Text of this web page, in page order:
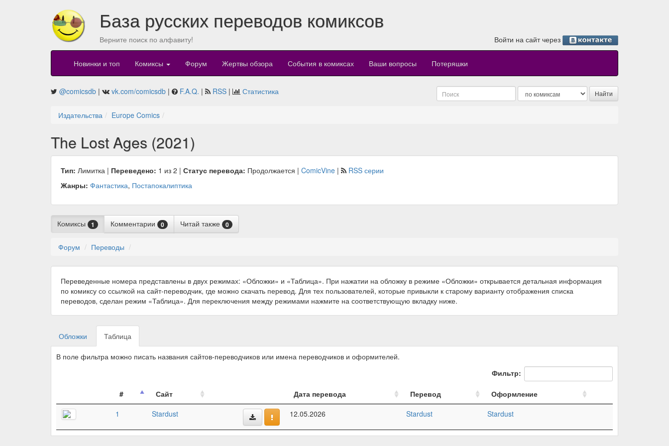
База русских переводов комиксов
Верните поиск по алфавиту! Войти на сайт через
Новинки и топ Комиксы Форум Жертвы обзора События в комиксах Ваши вопросы Потеряшки
@comicsdb | vk.com/comicsdb | F.A.Q. | RSS | Статистика
Издательства Europe Comics
The Lost Ages (2021)
Тип: Лимитка | Переведено: 1 из 2 | Статус перевода: Продолжается | ComicVine |
RSS серии
Жанры: Фантастика, Постапокалиптика
Комиксы 1 Комментарии 0 Читай также 0
Форум Переводы
Переведенные номера представлены в двух режимах: «Обложки» и «Таблица». При нажатии на обложку в режиме «Обложки» открывается детальная информация
по комиксу со ссылкой на сайт-переводчик, где можно скачать перевод. Для тех пользователей, которые привыкли к старому варианту отображения списка
переводов, сделан режим «Таблица». Для переключения между режимами нажмите на соответствующую вкладку ниже.
Обложки Таблица
В поле фильтра можно писать названия сайтов-переводчиков или имена переводчиков и оформителей.
Фильтр:
# Сайт Дата перевода Перевод
Оформление
1
Stardust 12.05.2026 Stardust Stardust